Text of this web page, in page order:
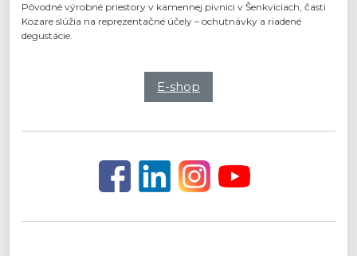
Pôvodné výrobné priestory v kamennej pivnici v Šenkviciach, časti
Kozare slúžia na reprezentačné účely – ochutnávky a riadené
degustácie.
E-shop